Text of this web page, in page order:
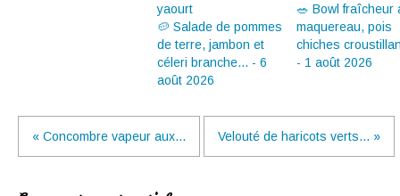
🥔 Salade de pommes
de terre, jambon et
céleri branche... - 6
août 2026
🥗 Bowl fraîcheur
maquereau, pois
chiches
- 1 août 2026
« Concombre vapeur aux... Velouté de haricots verts... »